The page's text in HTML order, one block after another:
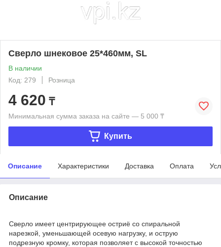
Сверло шнековое 25*460мм, SL
В наличии
Код: 279
Розница
4 620 ₸
Минимальная сумма заказа на сайте — 5 000 ₸
Купить
Описание Характеристики Доставка Оплата
Описание
Сверло имеет центрирующее остриё со спиральной
нарезкой, уменьшающей осевую нагрузку, и острую
подрезную кромку, которая позволяет с высокой точностью